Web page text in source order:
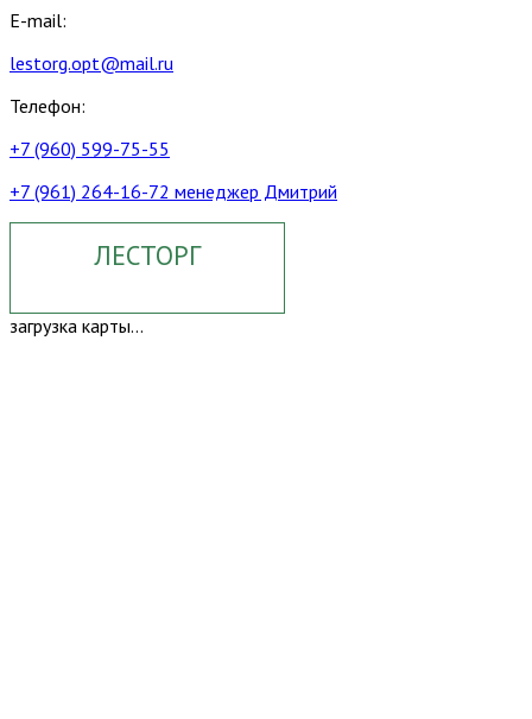
E-mail:
lestorg.opt@mail.ru
Телефон:
+7 (960) 599-75-55
+7 (961) 264-16-72 менеджер Дмитрий
ЛЕСТОРГ
загрузка карты...